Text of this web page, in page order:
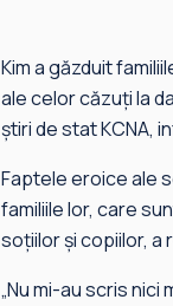
Kim a găzduit
ale celor căzuţi la
ştiri de stat KCNA,
Faptele eroice ale
familiile lor, care
soţiilor şi copiilor, a
„Nu mi-au scris